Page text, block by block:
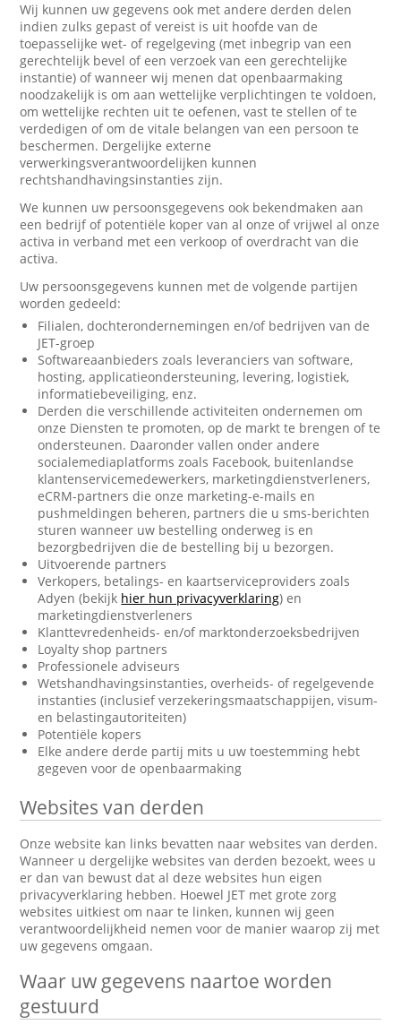
Wij kunnen uw gegevens ook met andere derden delen
indien zulks gepast of vereist is uit hoofde van de
toepasselijke wet- of regelgeving (met inbegrip van een
gerechtelijk bevel of een verzoek van een gerechtelijke
instantie) of wanneer wij menen dat openbaarmaking
noodzakelijk is om aan wettelijke verplichtingen te voldoen,
om wettelijke rechten uit te oefenen, vast te stellen of te
verdedigen of om de vitale belangen van een persoon te
beschermen. Dergelijke externe
verwerkingsverantwoordelijken kunnen
rechtshandhavingsinstanties zijn.
We kunnen uw persoonsgegevens ook bekendmaken aan
een bedrijf of potentiële koper van al onze of vrijwel al onze
activa in verband met een verkoop of overdracht van die
activa.
Uw persoonsgegevens kunnen met de volgende partijen
worden gedeeld:
Filialen, dochterondernemingen en/of bedrijven van de
JET-groep
Softwareaanbieders zoals leveranciers van software,
hosting, applicatieondersteuning, levering, logistiek,
informatiebeveiliging, enz.
Derden die verschillende activiteiten ondernemen om
onze Diensten te promoten, op de markt te brengen of te
ondersteunen. Daaronder vallen onder andere
socialemediaplatforms zoals Facebook, buitenlandse
klantenservicemedewerkers, marketingdienstverleners,
eCRM-partners die onze marketing-e-mails en
pushmeldingen beheren, partners die u sms-berichten
sturen wanneer uw bestelling onderweg is en
bezorgbedrijven die de bestelling bij u bezorgen.
Uitvoerende partners
Verkopers, betalings- en kaartserviceproviders zoals
Adyen (bekijk hier hun privacyverklaring) en
marketingdienstverleners
Klanttevredenheids- en/of marktonderzoeksbedrijven
Loyalty shop partners
Professionele adviseurs
Wetshandhavingsinstanties, overheids- of regelgevende
instanties (inclusief verzekeringsmaatschappijen, visum-
en belastingautoriteiten)
Potentiële kopers
Elke andere derde partij mits u uw toestemming hebt
gegeven voor de openbaarmaking
Websites van derden
Onze website kan links bevatten naar websites van derden.
Wanneer u dergelijke websites van derden bezoekt, wees u
er dan van bewust dat al deze websites hun eigen
privacyverklaring hebben. Hoewel JET met grote zorg
websites uitkiest om naar te linken, kunnen wij geen
verantwoordelijkheid nemen voor de manier waarop zij met
uw gegevens omgaan.
Waar uw gegevens naartoe worden
gestuurd